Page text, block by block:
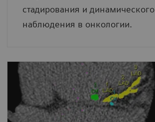
стадирования и динамического
наблюдения в онкологии.